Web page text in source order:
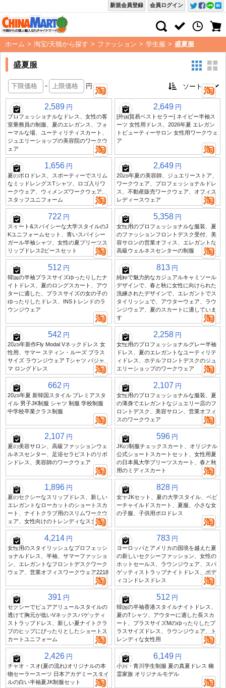
会員ログイン
新規会員登録
ホーム > 淘宝/天猫から探す > ファッション > 学生服 > 盛夏服
盛夏服
- 円
2,589 円
プロフェッショナルなドレス、女性の客
室乗務員の制服、夏のエレガンス、フォ
ーマルな場、ユーティリティスカート、
ジュエリーショップの美容院のワークウ
ェア
2,649 円
[外国貿易ベストセラー] ネイビー半袖ス
ーツ 女性用ドレス、2026年夏 エレガン
トビューティーサロン 女性用ワークウェ
ア
1,656 円
夏のポロドレス、スポーティーでスリム
なミッドレングスTシャツ、ロゴ入りワ
ークウェア、ウィメンズワークウェア、
スタッフユニフォーム
2,649 円
2025年夏の美容師、ジュエリーストア、
ワークウェア、プロフェッショナルドレ
ス、不動産販売ワークウェア、オフィス
レディースウェア
722 円
スイート&スパイシーな大学スタイルのJ
Kユニフォームセット、青いスパイシー
ガール半袖シャツ、女性の夏プリーツス
リップドレス2ピースセット
5,358 円
女性用のプロフェッショナルな服装、夏
のファッションフロントデスク受付、美
容サロンの営業オフィス、エレガントな
高級ウェルネスセンターの制服
512 円
韓国の半袖プラスサイズゆったりしたナ
イトドレス、夏のロングスカート、アウ
ターに適した、プラスサイズの女の子の
ゆったりしたドレス、INSトレンドのラ
ウンジウェア
813 円
純粋で魅力的なカジュアルキャミソール
デザインで、春と秋に女性に向けられた
洗練されたデザインで、エレガントでス
タイリッシュで、アウターウェア、ラウ
ンジウェア、夏のスカートに適していま
す
542 円
2025年新作Fly Modal Vネックドレス 女
性用、サマー スティン・ルーズ プラス
サイズ ラウンジウェア Tシャツ パジャ
マ ロングドレス
2,258 円
女性用のプロフェッショナルグレー半袖
ドレス、夏のエレガントなユーティリテ
ィドレス、ホテルフロントデスクのジュ
エリーショップのワークウェア
662 円
2025年夏 新韓国スタイル プレミアスタ
イル 男子JK制服 シャツ 制服 学校制服
中学校卒業クラス制服
2,107 円
女性用のプロフェッショナルな服装、夏
の薄身でエレガントなジュエリー店のフ
ロントデスク、美容サロン、営業オフィ
スのワークウェア
2,107 円
夏の美容サロン、高級ファッションウェ
ルネスセンター、足浴セラピストのリボ
ンドレス、美容師のワークウェア
596 円
JKの制服チェックスカート、オリジナル
公式ショートスカートセット、女性用夏
の日本風大学プリーツスカート、春と秋
用のミディスカート
1,896 円
夏のセクシーなスリップドレス、新しい
エレガントなローカットのショートスカ
ート、ナイトクラブ用のスリムワークウ
ェア、女性向けのトレンディなスタイル
828 円
女子JKセット、夏の大学スタイル、ベビ
ーチャイルドスカート、夏服、小さな女
の子服、子供用ポロドレス
4,214 円
女性用のスタイリッシュなプロフェッシ
ョナルドレス、半袖、サマーファッショ
ン、エレガントなフロントデスクワーク
ウェア、営業オフィスワークウェア2218
783 円
ヨーロッパとアメリカの国境を越えた夏
の新しいセクシーファッション、女性の
ホットセールス、ラウンジウェア、スパ
ゲッティストラップナイトドレス、ボデ
ィコンドレスドレス
391 円
セクシーでピュアアリュールスタイルの
透けて胸元が低いVネックスパゲッティ
ストラップドレス、新しい夏ナイトクラ
ブのヒップにぴったりとしたショートス
カートユニフォーム
512 円
韓国の半袖香港スタイルナイトドレス、
夏のTシャツ、アウターに適した長スカ
ート、プラスサイズMのゆったりしたプ
ラスサイズドレス、ラウンジウェア、ト
レンディな女性用
2,426 円
チャオ・スオ(夏の流れ)オリジナルの本
物セーラースーツ 日本アカデミースタイ
ルの白い半袖夏JK制服セット
6,149 円
小川・青川学生制服 夏の真夏ドレス 幽
霊家族 オリジナルモデル